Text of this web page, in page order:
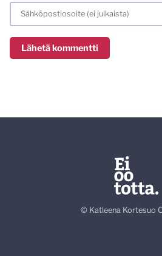
© Katleena Kortesuo